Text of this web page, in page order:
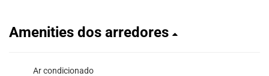
Amenities dos arredores
Ar condicionado